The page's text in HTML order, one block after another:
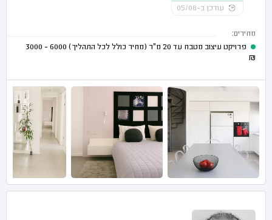
עודכן ב-05/08
מחירים:
פרויקט עיצוב מטבח עד 20 מ"ר (מחיר כולל לכל התהליך)
6000 - 3000
₪